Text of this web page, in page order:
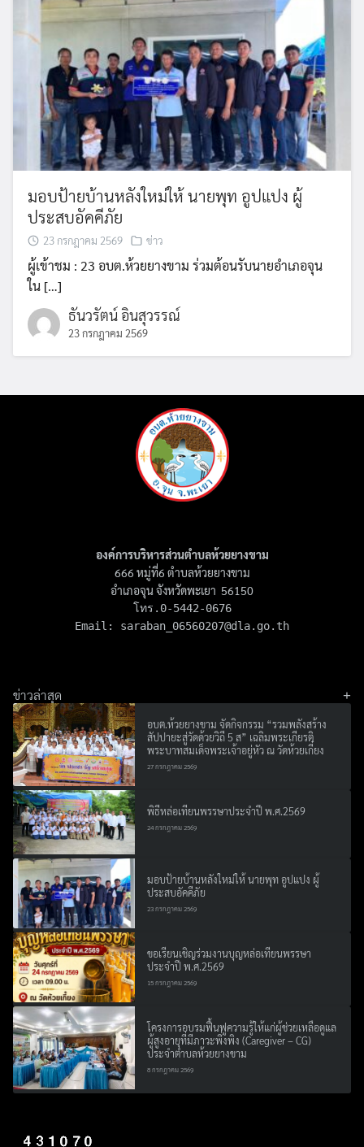
มอบป้ายบ้านหลังใหม่ให้ นายพุท อูปแปง ผู้
ประสบอัคคีภัย
23 กรกฎาคม 2569 ข่าว
ผู้เข้าชม : 23 อบต.ห้วยยางขาม ร่วมต้อนรับนายอำเภอจุน
ใน […]
ธันวรัตน์ อินสุวรรณ์
23 กรกฎาคม 2569
องค์การบริหารส่วนตำบลห้วยยางขาม
666 หมู่ที่6 ตำบลห้วยยางขาม
อำเภอจุน จังหวัดพะเยา 56150
โทร.0-5442-0676
Email: saraban_06560207@dla.go.th
ข่าวล่าสุด
อบต.ห้วยยางขาม จัดกิจกรรม “รวมพลังสร้าง
สัปปายะสู่วัดด้วยวิถี 5 ส” เฉลิมพระเกียรติ
พระบาทสมเด็จพระเจ้าอยู่หัว ณ วัดห้วยเกี๋ยง
27 กรกฎาคม 2569
พิธีหล่อเทียนพรรษาประจำปี พ.ศ.2569
24 กรกฎาคม 2569
มอบป้ายบ้านหลังใหม่ให้ นายพุท อูปแปง ผู้
ประสบอัคคีภัย
23 กรกฎาคม 2569
ขอเรียนเชิญร่วมงานบุญหล่อเทียนพรรษา
ประจำปี พ.ศ.2569
15 กรกฎาคม 2569
โครงการอบรมฟื้นฟูความรู้ให้แก่ผู้ช่วยเหลือดูแล
ผู้สูงอายุที่มีภาวะพึ่งพิง (Caregiver – CG)
ประจำตำบลห้วยยางขาม
8 กรกฎาคม 2569